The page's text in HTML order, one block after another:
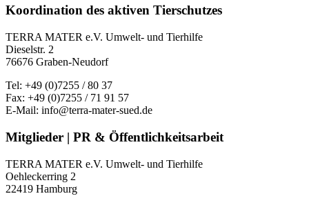
Koordination des aktiven Tierschutzes
TERRA MATER e.V. Umwelt- und Tierhilfe
Dieselstr. 2
76676 Graben-Neudorf
Tel: +49 (0)7255 / 80 37
Fax: +49 (0)7255 / 71 91 57
E-Mail: info@terra-mater-sued.de
Mitglieder | PR & Öffentlichkeitsarbeit
TERRA MATER e.V. Umwelt- und Tierhilfe
Oehleckerring 2
22419 Hamburg